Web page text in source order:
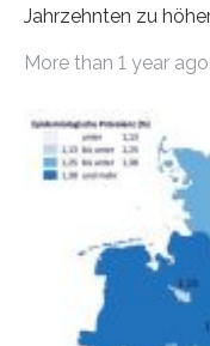
Jahrzehnten zu
Bundesinstitut für
gesamten
unterschiedliche
Deutschland
verändert hat. Das
hohen Einkommen
Anstieg des
hinnehmen
More than 1 year ago